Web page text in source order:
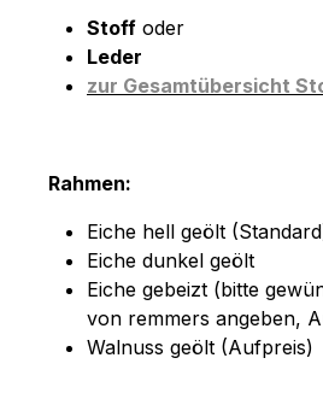
Stoff oder
Leder
zur Gesamtübersicht
Rahmen:
Eiche hell geölt
Eiche dunkel geölt
Eiche gebeizt (bitte
von remmers angeben,
Walnuss geölt (Aufpreis)